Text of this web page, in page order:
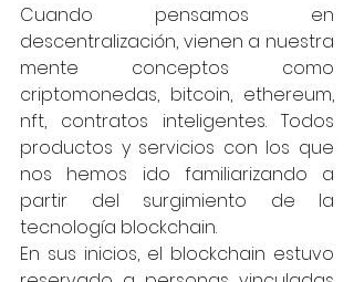
Cuando pensamos en
descentralización, vienen a nuestra
mente conceptos como
criptomonedas, bitcoin, ethereum,
nft, contratos inteligentes. Todos
productos y servicios con los que
nos hemos ido familiarizando a
partir del surgimiento de la
tecnología blockchain.
En sus inicios, el blockchain estuvo